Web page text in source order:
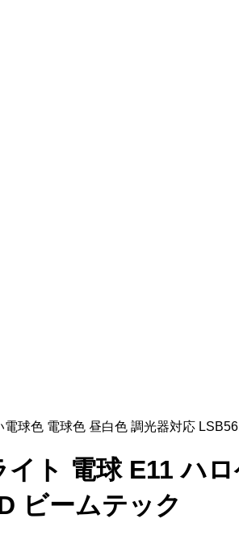
球色 電球色 昼白色 調光器対応
ト 電球 E11 ハ
ビームテック